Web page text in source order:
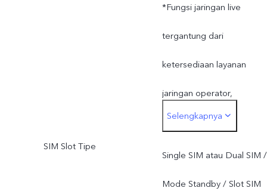
*Fungsi jaringan live
tergantung dari
ketersediaan layanan
jaringan operator,
ketentuan dan hukum
berlaku, dukungan
infrastrukstur dan versi
Selengkapnya
SIM Slot Tipe
Single SIM atau Dual SIM /
Mode Standby / Slot SIM